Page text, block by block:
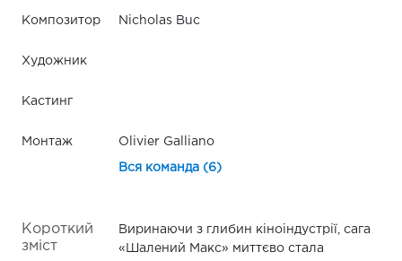
Композитор Nicholas Buc
Художник
Кастинг
Монтаж Olivier Galliano
Вся команда (6)
Короткий
зміст
Виринаючи з глибин кіноіндустрії, сага
«Шалений Макс» миттєво стала